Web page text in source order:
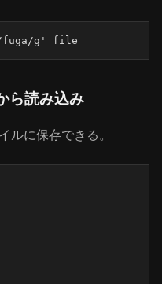
fuga/g' file
ら読み込み
ルに保存できる。